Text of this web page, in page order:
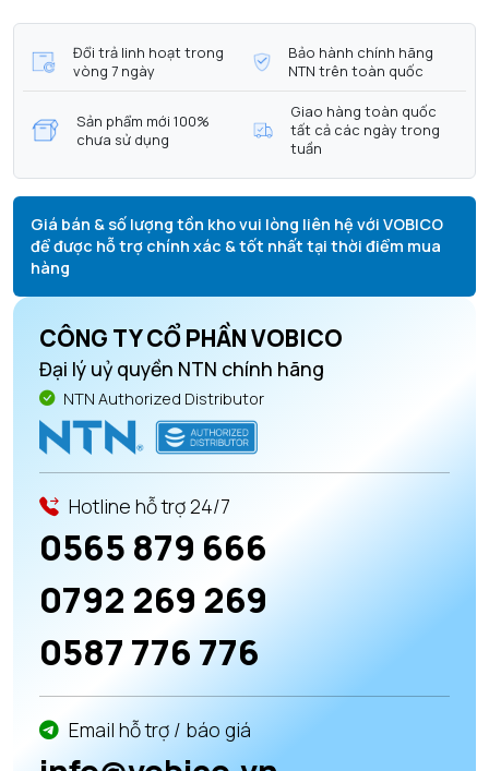
Đổi trả linh hoạt trong
vòng 7 ngày
Bảo hành chính hãng
NTN trên toàn quốc
Sản phẩm mới 100%
chưa sử dụng
Giao hàng toàn quốc
tất cả các ngày trong
tuần
Giá bán & số lượng tồn kho vui lòng liên hệ với VOBICO
để được hỗ trợ chính xác & tốt nhất tại thời điểm mua
hàng
CÔNG TY CỔ PHẦN VOBICO
Đại lý uỷ quyền NTN chính hãng
NTN Authorized Distributor
Hotline hỗ trợ 24/7
0565 879 666
0792 269 269
0587 776 776
Email hỗ trợ / báo giá